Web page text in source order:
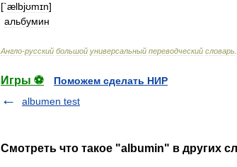
[`ælbjʊmɪn]
альбумин
Англо-русский большой универсальный переводческий словарь
Игры ⚽
Поможем сделать НИР
albumen test
Смотреть что такое "albumin" в других